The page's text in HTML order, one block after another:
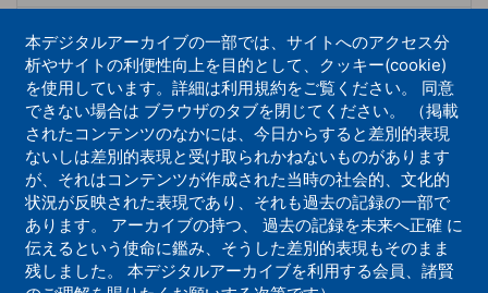
動画
庭野日敬法話映像作品集 190.釈尊成道の経緯
動画
本デジタルアーカイブの一部では、サイトへのアクセス分
析やサイトの利便性向上を目的として、クッキー(cookie)
を使用しています。詳細は利用規約をご覧ください。 同意
できない場合は ブラウザのタブを閉じてください。 （掲載
されたコンテンツのなかには、今日からすると差別的表現
ないしは差別的表現と受け取られかねないものがあります
が、それはコンテンツが作成された当時の社会的、文化的
状況が反映された表現であり、それも過去の記録の一部で
あります。 アーカイブの持つ、 過去の記録を未来へ正確 に
伝えるという使命に鑑み、そうした差別的表現もそのまま
残しました。 本デジタルアーカイブを利用する会員、諸賢